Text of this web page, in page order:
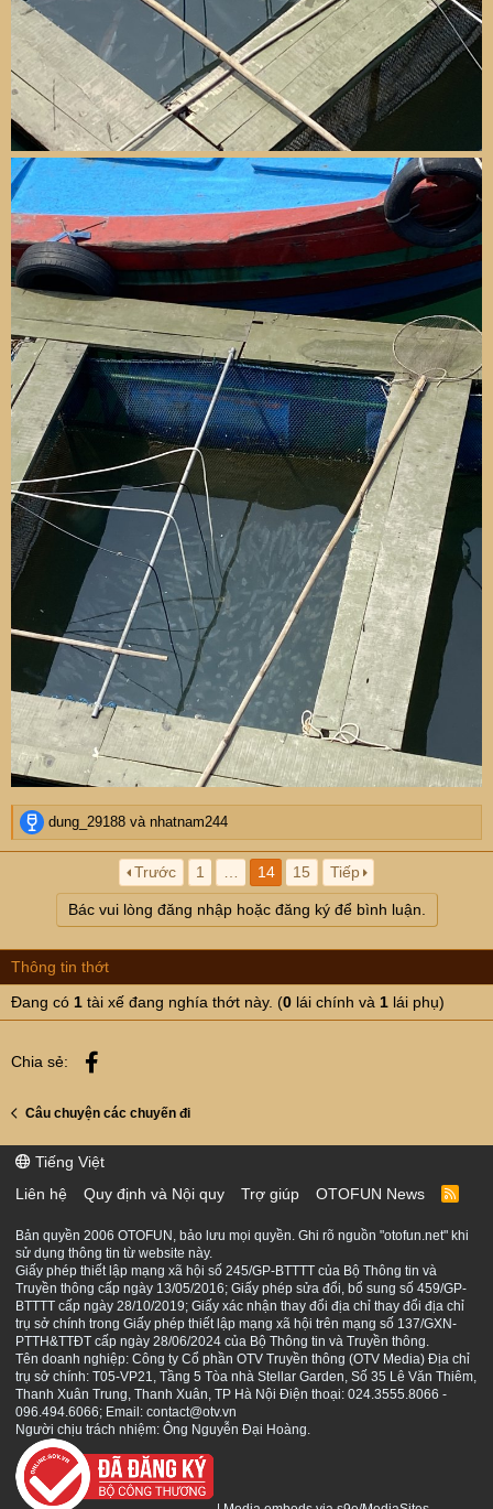
R
e
s
dung_29188 và nhatnam244
Trước 1 14 15 Tiếp
Bác vui lòng đăng nhập hoặc đăng ký để bình luận.
Thông tin thớt
Đang có 1 tài xế đang nghía thớt này. (0 lái chính và 1 lái phụ)
Chia sẻ:
Câu chuyện các chuyến đi
Tiếng Việt
Liên hệ
Quy định và Nội quy Trợ giúp OTOFUN News
R
S
Bản quyền 2006 OTOFUN, bảo lưu mọi quyền. Ghi rõ nguồn "otofun.net" khi
sử dụng thông tin từ website này.
Giấy phép thiết lập mạng xã hội số 245/GP-BTTTT của Bộ Thông tin và
Truyền thông cấp ngày 13/05/2016; Giấy phép sửa đổi, bổ sung số 459/GP-
BTTTT cấp ngày 28/10/2019; Giấy xác nhận thay đổi địa chỉ thay đổi địa chỉ
trụ sở chính trong Giấy phép thiết lập mạng xã hội trên mạng số 137/GXN-
PTTH&TTĐT cấp ngày 28/06/2024 của Bộ Thông tin và Truyền thông.
Tên doanh nghiệp: Công ty Cổ phần OTV Truyền thông (OTV Media) Địa chỉ
trụ sở chính: T05-VP21, Tầng 5 Tòa nhà Stellar Garden, Số 35 Lê Văn Thiêm,
Thanh Xuân Trung, Thanh Xuân, TP Hà Nội Điện thoại: 024.3555.8066 -
096.494.6066; Email: contact@otv.vn
Người chịu trách nhiệm: Ông Nguyễn Đại Hoàng.